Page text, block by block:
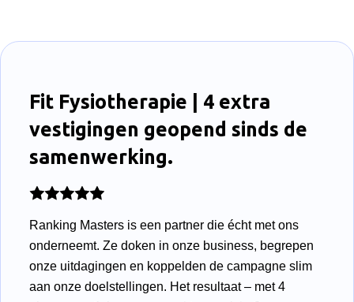
Fit Fysiotherapie | 4 extra
vestigingen geopend sinds de
samenwerking.
Ranking Masters is een partner die écht met ons
onderneemt. Ze doken in onze business, begrepen
onze uitdagingen en koppelden de campagne slim
aan onze doelstellingen. Het resultaat – met 4